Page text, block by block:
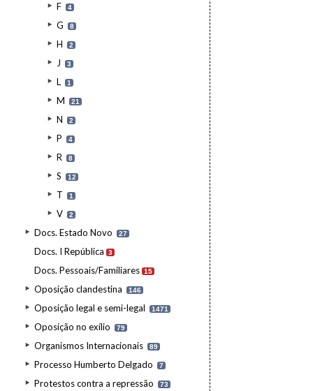
F 4
G 8
H 2
J 3
L 1
M 21
N 2
P 4
R 8
S 12
T 1
V 2
Docs. Estado Novo 27
Docs. I República 3
Docs. Pessoais/Familiares 15
Oposição clandestina 146
Oposição legal e semi-legal 1471
Oposição no exílio 79
Organismos Internacionais 89
Processo Humberto Delgado 7
Protestos contra a repressão 73